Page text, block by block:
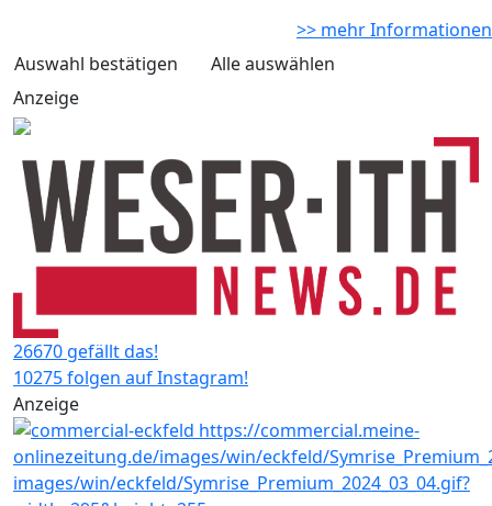
>> mehr Informationen
Auswahl bestätigen
Alle auswählen
Anzeige
26670 gefällt das!
10275 folgen auf Instagram!
Anzeige